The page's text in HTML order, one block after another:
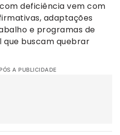
deficiência vem com
adaptações
e programas de
buscam quebrar
A PUBLICIDADE